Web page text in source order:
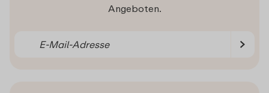
Angeboten.